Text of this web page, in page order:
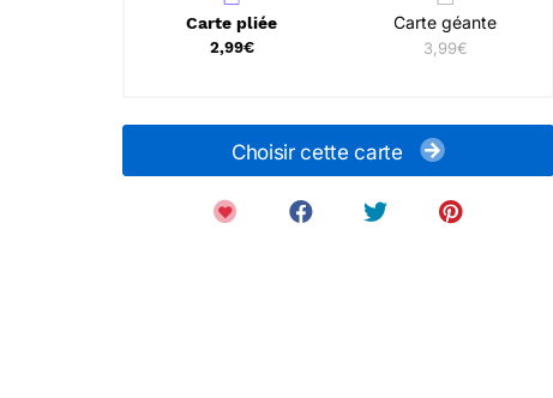
Carte pliée
2,99€
Carte géante
3,99€
Choisir cette carte